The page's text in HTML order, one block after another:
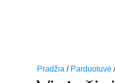
Pradžia / Parduotuvė